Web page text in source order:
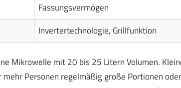
Fassungsvermögen
Invertertechnologie, Grillfunktion
Mikrowelle mit 20 bis 25 Litern Volumen.
Personen regelmäßig große Portionen oder